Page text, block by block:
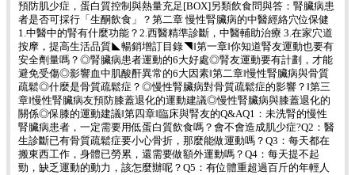
預防肌少症，蛋白質控制與熱量充足[BOX]另類飲食問與答：腎臟病患
者是否可採行「生酮飲食」？第二章 慢性腎臟病的中醫經絡穴位保健
1.中醫中的腎有什麼功能？2.西醫精準診斷，中醫輔助治療 3.在家穴道
按摩，提高生活品質◣暢銷增訂目錄◥‖第一章‖你知道腎友運動也要有
安全劑量嗎？◎腎臟病患者運動的6大好處◎腎友運動要有計劃，才能
避免受傷◎影響血中肌酸酐異常的6大因素‖第二章‖慢性腎臟病與骨質
疏鬆◎什麼是骨質疏鬆症？◎慢性腎臟病對骨質疏鬆症的影響？‖第三
章‖慢性腎臟病友預防膝蓋退化的運動建議◎慢性腎臟病與膝蓋退化的
關係◎保膝的運動建議‖第四章‖臨床與腎友的Q&AQ1：未洗腎的慢性
腎臟病患者，一定需要用低蛋白質飲食嗎？會不會造成肌少症?Q2：醫
生診斷已有骨質疏鬆症要小心骨折，那麼能做運動嗎？Q3：每天都在
搬東西工作，身體已勞累，還需要做額外運動嗎？Q4：每天提不起
勁，缺乏運動的動力，該怎麼辦呢？Q5：有位體重超過百斤的年輕人